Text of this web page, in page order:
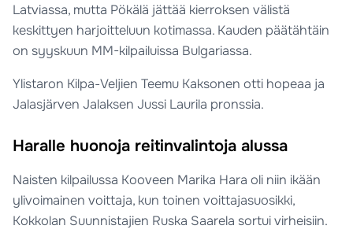
Latviassa, mutta Pökälä jättää kierroksen välistä
keskittyen harjoitteluun kotimassa. Kauden päätähtäin
on syyskuun MM-kilpailuissa Bulgariassa.
Ylistaron Kilpa-Veljien Teemu Kaksonen otti hopeaa ja
Jalasjärven Jalaksen Jussi Laurila pronssia.
Haralle huonoja reitinvalintoja alussa
Naisten kilpailussa Kooveen Marika Hara oli niin ikään
ylivoimainen voittaja, kun toinen voittajasuosikki,
Kokkolan Suunnistajien Ruska Saarela sortui virheisiin.